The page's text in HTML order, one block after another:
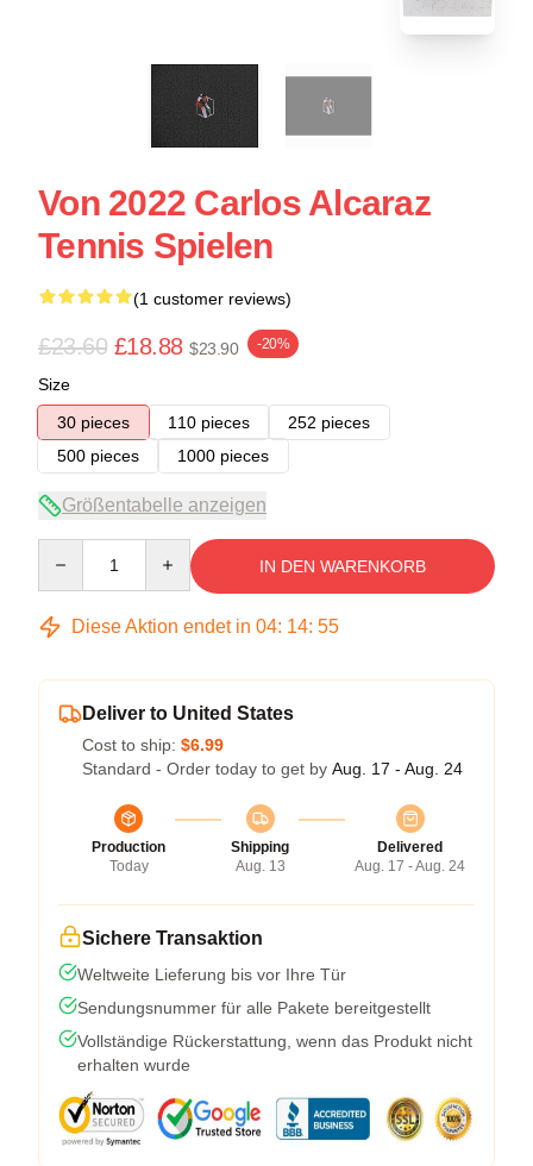
Von 2022 Carlos Alcaraz
Tennis Spielen
(1 customer reviews)
£23.60 £18.88 $23.90 -20%
Size
30 pieces
110 pieces
252 pieces
500 pieces
1000 pieces
Größentabelle anzeigen
IN DEN WARENKORB
Diese Aktion endet in 04: 14: 55
Deliver to United States
Cost to ship: $6.99
Standard - Order today to get by Aug. 17 - Aug. 24
Production
Today
Shipping
Aug. 13
Delivered
Aug. 17 - Aug. 24
Sichere Transaktion
Weltweite Lieferung bis vor Ihre Tür
Sendungsnummer für alle Pakete bereitgestellt
Vollständige Rückerstattung, wenn das Produkt nicht
erhalten wurde